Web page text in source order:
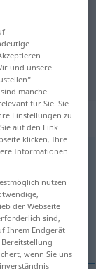
und unsere
manche
für Sie. Sie
Einstellungen zu
auf den Link
klicken. Ihre
Informationen
nutzen
der Webseite
sind,
Ihrem Endgerät
wenn Sie uns